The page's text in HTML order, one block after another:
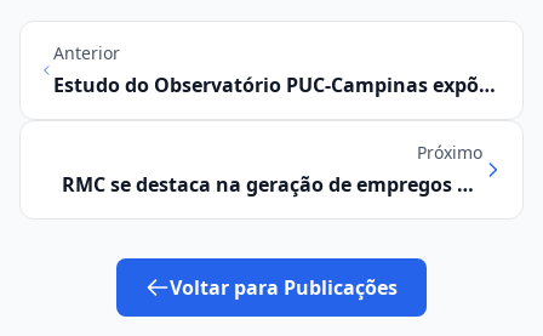
Anterior
Estudo do Observatório PUC-Campinas expõe
riscos da Guerra da Rússia a setores
Próximo
RMC se destaca na geração de empregos no
Estado de São Paulo
Voltar para Publicações